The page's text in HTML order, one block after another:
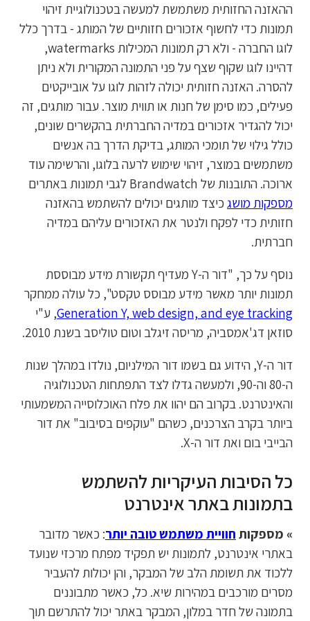
ההאזנה החזותית משתמשת למעשה בטכנולוגיית זיהוי
תמונות כדי לחשוף אזכורים חזותיים של המותג - בדרך כלל
לוגו החברה - ולא רק תמונות המכילות watermarks,
דהיינו לוגו שקוף שצף על פני התמונה המקורית ולא ניתן
להסרה. האזנה חזותית יכולה לזהות לוגו על אובייקטים
פעילים, כמו סימן של חנות או תווית מוצר. עבור מותגים, זה
יכול להגדיר אזכורים במדיה החברתית בהקשרים שונים,
כולל גילוי של תומכי המותג, בדיקת הדרך בה אנשים
משתמשים במוצר, זיהוי שימוש לרעה בלוגו, והרשימה עוד
ארוכה. התובנות של Brandwatch לגבי תמונות באתרים
מספקות מושגכיצד מותגים יכולים להשתמש בהאזנה
חזותית כדי לפקח ולנטר את האזכורים עליהם במדיה
חברתית.
נוסף על כך, "דור ה-Y מעדיף תקשורת מידע מבוססת
תמונות יותר מאשר מידע מבוסס טקסט", כל עולה ממחקר
Generation Y, web design, and eye tracking, ע"י
סוזאן דג'אמסביה, מריסה זיגלב וטום טוליסב בשנת 2010.
דור ה-Y, הידוע גם בשמו דור המילניום, נולדו במהלך שנות
ה-80 וה-90, ולמעשה גדלו לצד התפתחות הטכנולוגיה
והאינטרנט. בקרוב הם יהוו את פלח האוכלוסייה המשמעותי
ביותר בקרב הצרכנים, כשהם "עוקפים בסיבוב" את דור
הבייבי בום ואת דור ה-X.
כל הסיבות העיקריות להשתמש
בתמונות באתר אינטרנט
» מספקות חוויית משתמש טובה יותר: כאשר מדובר
באתרי אינטרנט, לתמונות יש תפקיד מפתח מרכזי שנועד
ללכוד את תשומת הלב של המבקר, והן יכולות להעביר
מסרים מורכבים במהירות שיא. כל, כאשר מתבוננים
בתמונה של חדר במלון, המבקר באתר יכול להתרשם תוך